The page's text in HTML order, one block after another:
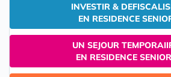
INVESTIR &
EN RESIDENCE
UN SEJOUR
EN RESIDENCE